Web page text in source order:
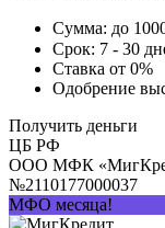
Сумма: до
Срок: 7 - 30
Ставка от 0%
Одобрение
Получить деньги
ЦБ РФ
ООО МФК
№2110177000037
МФО месяца!